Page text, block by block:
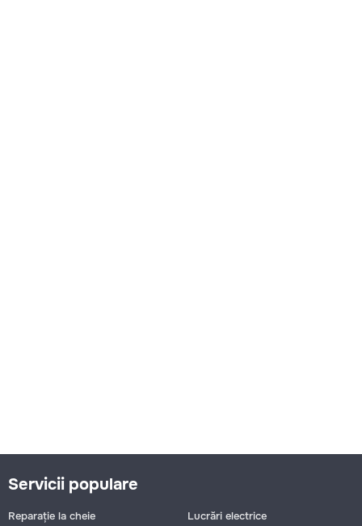
Servicii populare
Reparație la cheie
Lucrări electrice